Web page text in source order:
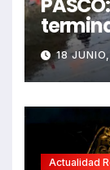
sin
18
Actualidad